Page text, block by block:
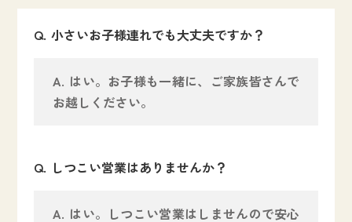
小さいお子様連れでも大丈夫ですか？
はい。お子様も一緒に、ご家族皆さんで
お越しください。
しつこい営業はありませんか？
はい。しつこい営業はしませんので安心